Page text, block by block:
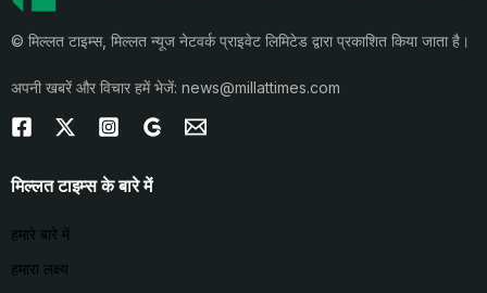
© मिल्लत टाइम्स, मिल्लत न्यूज नेटवर्क प्राइवेट लिमिटेड द्वारा प्रकाशित किया जाता है।
अपनी खबरें और विचार हमें भेजें: news@millattimes.com
मिल्लत टाइम्स के बारे में
हमारे बारे में
हमारा लक्ष्य